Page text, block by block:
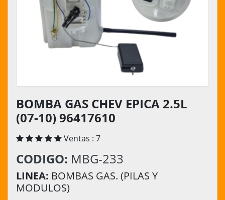
BOMBA GAS CHEV EPICA 2.5L
(07-10) 96417610
Ventas : 7
CODIGO: MBG-233
LINEA: BOMBAS GAS. (PILAS Y
MODULOS)